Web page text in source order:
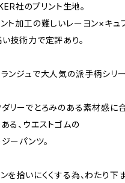
社のプリント生地。
ト加工の難しいレーヨン×キュ
技術力で定評あり。
ンジュで大人気の派手柄シリー
リーでとろみのある素材感に
る、ウエストゴムの
ーパンツ。
を拾いにくくする為、わたり下